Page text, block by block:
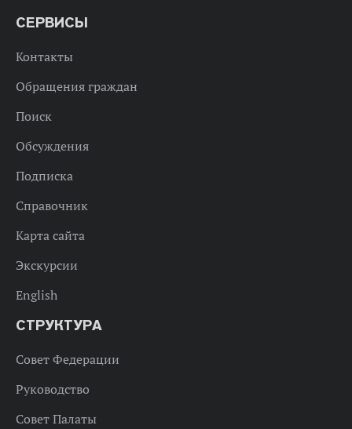
СЕРВИСЫ
Контакты
Обращения граждан
Поиск
Обсуждения
Подписка
Справочник
Карта сайта
Экскурсии
English
СТРУКТУРА
Совет Федерации
Руководство
Совет Палаты